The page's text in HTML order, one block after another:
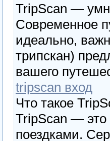
TripScan —
Современное
идеально,
трипскан)
вашего
tripscan вход
Что такое
TripScan — это
поездками.